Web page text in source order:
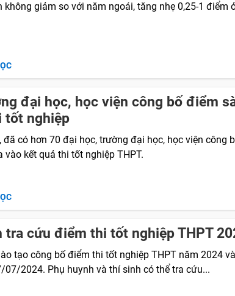
không giảm so với năm ngoái, tăng nhẹ 0,25-1 điểm
đại học, học viện công bố điểm
tốt nghiệp
đã có hơn 70 đại học, trường đại học, học viện công
vào kết quả thi tốt nghiệp THPT.
tra cứu điểm thi tốt nghiệp THPT
tạo công bố điểm thi tốt nghiệp THPT năm 2024
07/2024. Phụ huynh và thí sinh có thể tra cứu...